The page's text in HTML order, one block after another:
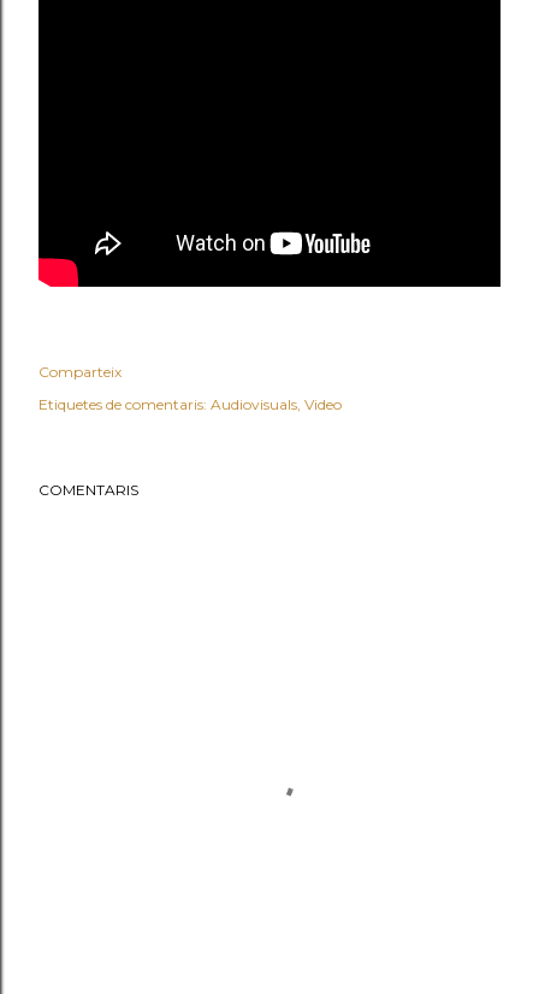
Comparteix
Etiquetes de comentaris: Audiovisuals Video
COMENTARIS